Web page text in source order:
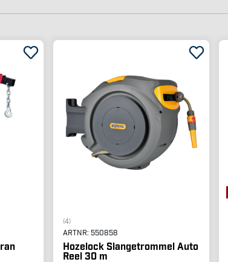
(4)
ARTNR: 550858
Hozelock Slangetrommel Auto
Reel 30 m